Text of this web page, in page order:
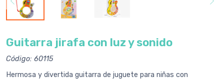
Guitarra jirafa con luz y sonido
Código: 60115
Hermosa y divertida guitarra de juguete para niñas con